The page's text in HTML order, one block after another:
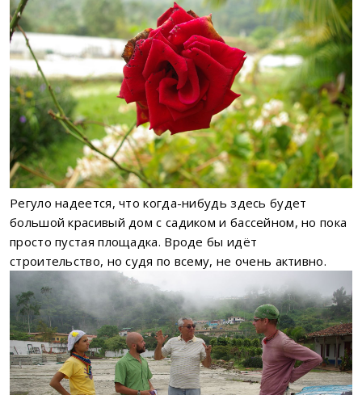
Регуло надеется, что когда-нибудь здесь будет
большой красивый дом с садиком и бассейном, но пока
просто пустая площадка. Вроде бы идёт
строительство, но судя по всему, не очень активно.